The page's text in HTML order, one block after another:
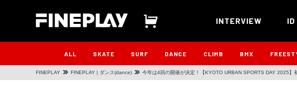
INTERVIEW ID
ALL SKATE SURF DANCE CLIMB BMX
FINEPLAY FINEPLAY | ダンス(dance) 今年は4回の開催が決定！【KYOTO URBAN SPORTS DAY 2025】